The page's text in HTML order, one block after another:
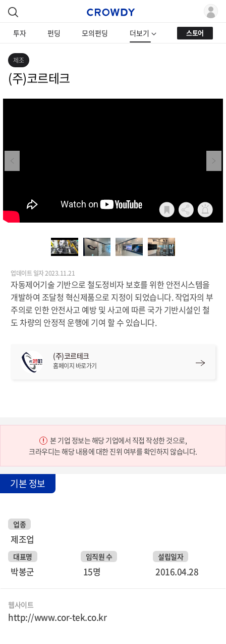
투자 펀딩 모의펀딩 더보기 스토어
제조
(주)코르테크
Previous Next
업데이트 일자 2023.11.21
자동제어기술 기반으로 철도정비자 보호를 위한 안전시스템을
개발하여 조달청 혁신제품으로 지정이 되었습니다. 작업자의 부
주의로 인한 안전사고 예방 및 사고에 따른 국가 기반시설인 철
도 차량의 안정적 운행에 기여 할 수 있습니다.
(주)코르테크
홈페이지 바로가기
본 기업 정보는 해당 기업에서 직접 작성한 것으로,
크라우디는 해당 내용에 대한 진위 여부를 확인하지 않습니다.
기본 정보
업종
제조업
대표명
박봉군
임직원 수
15명
설립일자
2016.04.28
웹사이트
http://www.cor-tek.co.kr